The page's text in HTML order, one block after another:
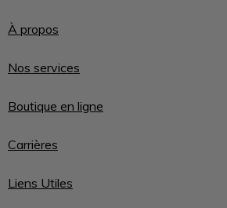
À propos
Nos services
Boutique en ligne
Carrières
Liens Utiles